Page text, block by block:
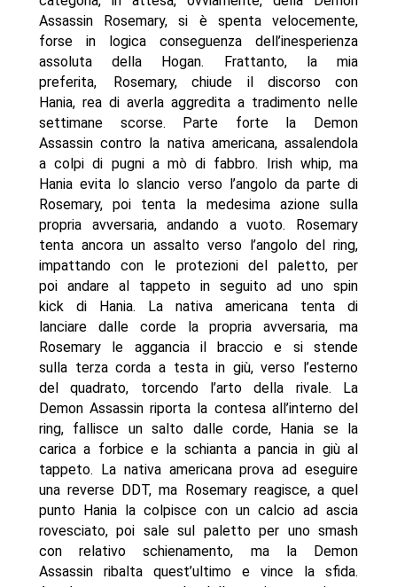
Assassin Rosemary, si è spenta velocemente,
forse in logica conseguenza dell’inesperienza
assoluta della Hogan. Frattanto, la mia
preferita, Rosemary, chiude il discorso con
Hania, rea di averla aggredita a tradimento nelle
settimane scorse. Parte forte la Demon
Assassin contro la nativa americana, assalendola
a colpi di pugni a mò di fabbro. Irish whip, ma
Hania evita lo slancio verso l’angolo da parte di
Rosemary, poi tenta la medesima azione sulla
propria avversaria, andando a vuoto. Rosemary
tenta ancora un assalto verso l’angolo del ring,
impattando con le protezioni del paletto, per
poi andare al tappeto in seguito ad uno spin
kick di Hania. La nativa americana tenta di
lanciare dalle corde la propria avversaria, ma
Rosemary le aggancia il braccio e si stende
sulla terza corda a testa in giù, verso l’esterno
del quadrato, torcendo l’arto della rivale. La
Demon Assassin riporta la contesa all’interno del
ring, fallisce un salto dalle corde, Hania se la
carica a forbice e la schianta a pancia in giù al
tappeto. La nativa americana prova ad eseguire
una reverse DDT, ma Rosemary reagisce, a quel
punto Hania la colpisce con un calcio ad ascia
rovesciato, poi sale sul paletto per uno smash
con relativo schienamento, ma la Demon
Assassin ribalta quest’ultimo e vince la sfida.